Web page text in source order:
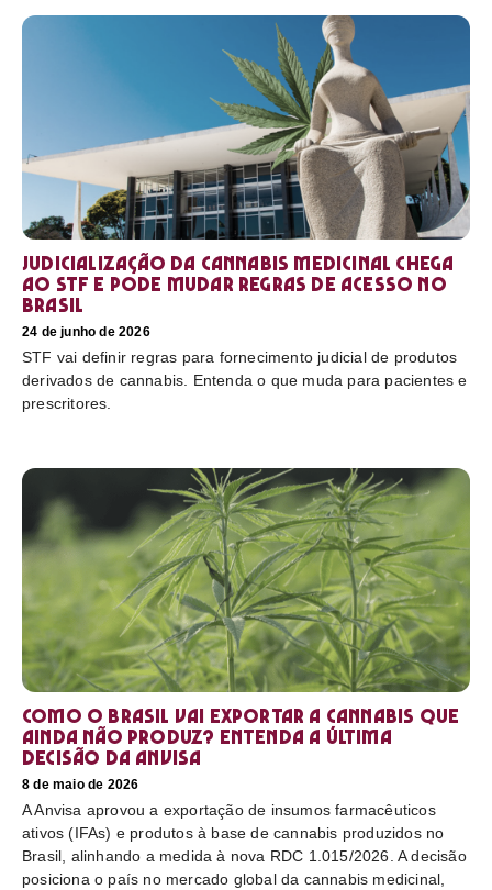
Judicialização da cannabis medicinal chega
ao STF e pode mudar regras de acesso no
Brasil
24 de junho de 2026
STF vai definir regras para fornecimento judicial de produtos
derivados de cannabis. Entenda o que muda para pacientes e
prescritores.
Como o Brasil vai exportar a cannabis que
ainda não produz? Entenda a última
decisão da Anvisa
8 de maio de 2026
A Anvisa aprovou a exportação de insumos farmacêuticos
ativos (IFAs) e produtos à base de cannabis produzidos no
Brasil, alinhando a medida à nova RDC 1.015/2026. A decisão
posiciona o país no mercado global da cannabis medicinal,